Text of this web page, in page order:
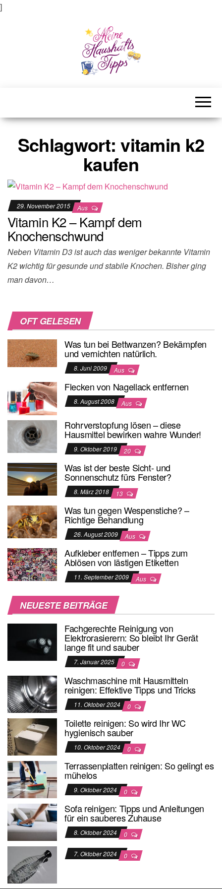
]
Schlagwort:vitamin k2
kaufen
29. November 2015 Aus
Vitamin K2 – Kampf dem
Knochenschwund
Neben Vitamin D3 ist auch das weniger bekannte Vitamin
K2 wichtig für gesunde und stabile Knochen. Bisher ging
man davon…
OFT GELESEN
Was tun bei Bettwanzen? Bekämpfen
und vernichten natürlich.
8. Juni 2009 Aus
Flecken von Nagellack entfernen
8. August 2008 Aus
Rohrverstopfung lösen – diese
Hausmittel bewirken wahre Wunder!
9. Oktober 2019 20
Was ist der beste Sicht- und
Sonnenschutz fürs Fenster?
8. März 2018 13
Was tun gegen Wespenstiche? –
Richtige Behandlung
26. August 2009 Aus
Aufkleber entfernen – Tipps zum
Ablösen von lästigen Etiketten
11. September 2009 Aus
NEUESTE BEITRÄGE
Fachgerechte Reinigung von
Elektrorasierern: So bleibt Ihr Gerät
lange fit und sauber
7. Januar 2025 0
Waschmaschine mit Hausmitteln
reinigen: Effektive Tipps und Tricks
11. Oktober 2024 0
Toilette reinigen: So wird Ihr WC
hygienisch sauber
10. Oktober 2024 0
Terrassenplatten reinigen: So gelingt es
mühelos
9. Oktober 2024 0
Sofa reinigen: Tipps und Anleitungen
für ein sauberes Zuhause
8. Oktober 2024 0
7. Oktober 2024 0